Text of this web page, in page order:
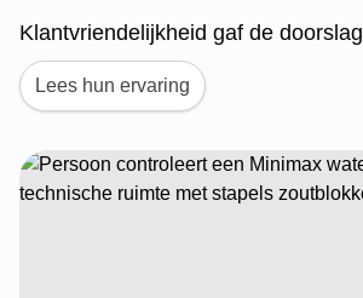
Klantvriendelijkheid gaf de doorslag
Lees hun ervaring